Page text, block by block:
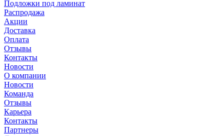
Подложки под ламинат
Распродажа
Акции
Доставка
Оплата
Отзывы
Контакты
Новости
О компании
Новости
Команда
Отзывы
Карьера
Контакты
Партнеры